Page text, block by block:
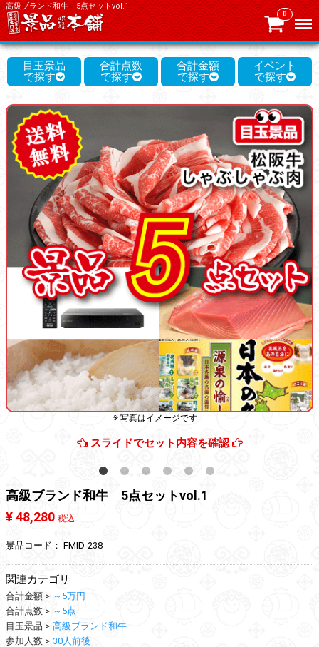
高級ブランド和牛 5点セットvol.1
0 Menu
目玉景品 合計点数 合計金額 イベント
※ 写真はイメージです
スライドでセット内容を確認
高級ブランド和牛 5点セットvol.1
¥ 48,280 税込
景品コード： FMID-238
関連カテゴリ
合計金額
～5万円
合計点数
～5点
目玉景品
高級ブランド和牛
参加人数
30人前後